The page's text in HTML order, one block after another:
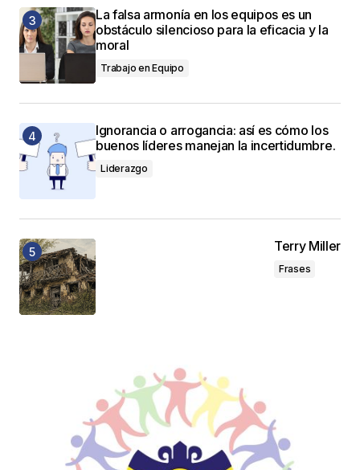
La falsa armonía en los equipos es un
obstáculo silencioso para la eficacia y la
moral
Trabajo en Equipo
Ignorancia o arrogancia: así es cómo los
buenos líderes manejan la incertidumbre.
Liderazgo
Terry Miller
Frases